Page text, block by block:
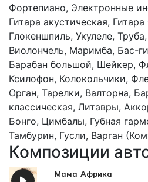
Фортепиано, Электронные
Гитара акустическая, Гитара
Глокеншпиль, Укулеле,
Виолончель, Маримба, Бас-
Барабан большой, Шейкер,
Ксилофон, Колокольчики,
Орган, Тарелки, Валторна,
классическая, Литавры,
Бонго, Цимбалы, Губная
Тамбурин, Гусли, Варган
Композиции
Мама Африка